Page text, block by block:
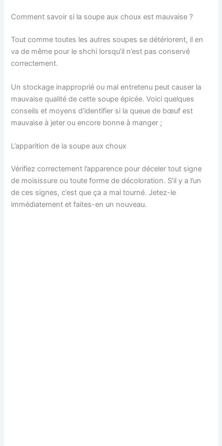
Comment savoir si la soupe aux choux est mauvaise ?
Tout comme toutes les autres soupes se détériorent, il en
va de même pour le shchi lorsqu’il n’est pas conservé
correctement.
Un stockage inapproprié ou mal entretenu peut causer la
mauvaise qualité de cette soupe épicée. Voici quelques
conseils et moyens d’identifier si la queue de bœuf est
mauvaise à jeter ou encore bonne à manger ;
L’apparition de la soupe aux choux
Vérifiez correctement l’apparence pour déceler tout signe
de moisissure ou toute forme de décoloration. S’il y a l’un
de ces signes, c’est que ça a mal tourné. Jetez-le
immédiatement et faites-en un nouveau.